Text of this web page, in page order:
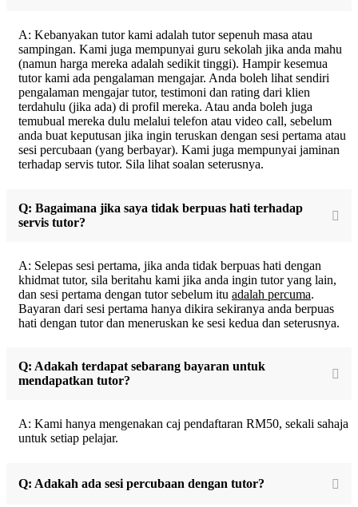
A: Kebanyakan tutor kami adalah tutor sepenuh masa atau
sampingan. Kami juga mempunyai guru sekolah jika anda mahu
(namun harga mereka adalah sedikit tinggi). Hampir kesemua
tutor kami ada pengalaman mengajar. Anda boleh lihat sendiri
pengalaman mengajar tutor, testimoni dan rating dari klien
terdahulu (jika ada) di profil mereka. Atau anda boleh juga
temubual mereka dulu melalui telefon atau video call, sebelum
anda buat keputusan jika ingin teruskan dengan sesi pertama atau
sesi percubaan (yang berbayar). Kami juga mempunyai jaminan
terhadap servis tutor. Sila lihat soalan seterusnya.
Q: Bagaimana jika saya tidak berpuas hati terhadap
servis tutor?
A: Selepas sesi pertama, jika anda tidak berpuas hati dengan
khidmat tutor, sila beritahu kami jika anda ingin tutor yang lain,
dan sesi pertama dengan tutor sebelum itu adalah percuma.
Bayaran dari sesi pertama hanya dikira sekiranya anda berpuas
hati dengan tutor dan meneruskan ke sesi kedua dan seterusnya.
Q: Adakah terdapat sebarang bayaran untuk
mendapatkan tutor?
A: Kami hanya mengenakan caj pendaftaran RM50, sekali sahaja
untuk setiap pelajar.
Q: Adakah ada sesi percubaan dengan tutor?